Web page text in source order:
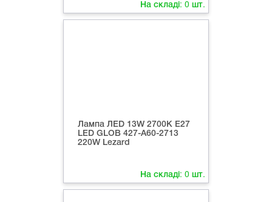
На складі: 0 шт.
Лампа ЛED 13W 2700К Е27
LED GLOB 427-А60-2713
220W Lezard
На складі: 0 шт.